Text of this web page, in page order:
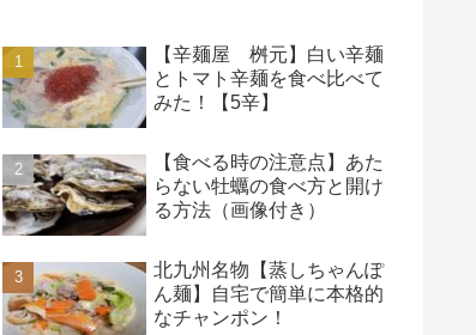
【辛麺屋 桝元】白い辛麺
とトマト辛麺を食べ比べて
みた！【5辛】
【食べる時の注意点】あた
らない牡蠣の食べ方と開け
る方法（画像付き）
北九州名物【蒸しちゃんぽ
ん麺】自宅で簡単に本格的
なチャンポン！